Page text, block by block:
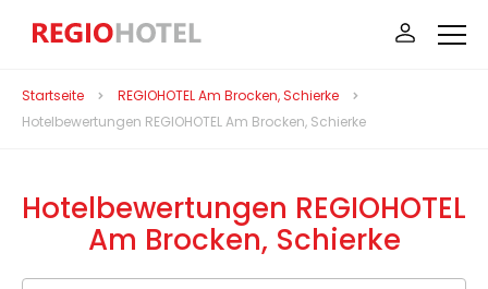
Startseite
REGIOHOTEL Am Brocken, Schierke
Hotelbewertungen REGIOHOTEL Am Brocken, Schierke
Hotelbewertungen REGIOHOTEL
Am Brocken, Schierke